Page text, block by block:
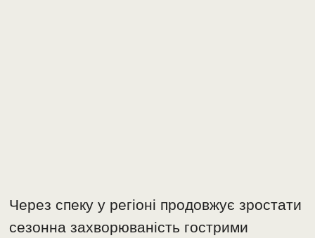
Через спеку у регіоні продовжує зростати
сезонна захворюваність гострими